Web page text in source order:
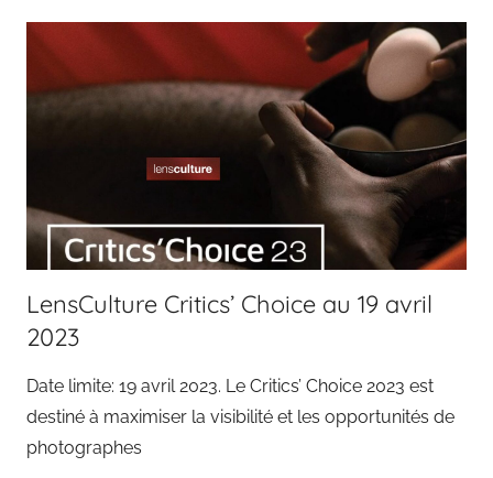
LensCulture Critics’ Choice au 19 avril
2023
Date limite: 19 avril 2023. Le Critics’ Choice 2023 est
destiné à maximiser la visibilité et les opportunités de
photographes